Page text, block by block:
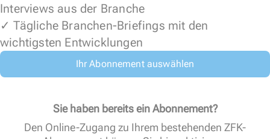
Interviews aus der Branche
✓ Tägliche Branchen-Briefings mit den
wichtigsten Entwicklungen
Ihr Abonnement auswählen
Sie haben bereits ein Abonnement?
Den Online-Zugang zu Ihrem bestehenden ZFK-